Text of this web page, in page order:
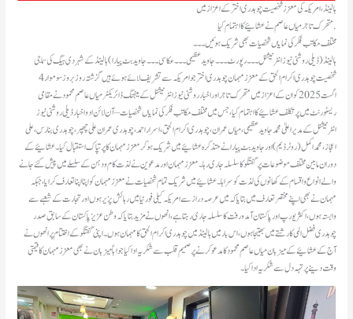
ہالینڈ، امریکہ کی معزز شخصیت چوہدری اختر کے اعزاز میں
متحرک تاجر میاں عاصم نے عشائیے کا اہتمام کیا .
مختلف مکاتب فکر کی نمایاں شخصیات بھی شریک ہوئیں۔۔۔
ہالینڈ(ڈیلی روشنی نیوز انٹرنیشنل ۔۔۔رپورٹ ۔۔۔جاوید عظیمی ۔۔۔ عکاسی۔۔۔جاوید بٹ پیارا ) ہالینڈ کے شہر دی ہیگ کی سماجی
شخصیت چوہدری اکرام الحق کے معزز مہمان چوہدری اختر جو امریکہ سے تشریف لائے ہوئے ہیں گزشتہ روز بروز سوموار 4
اگست 2025 کو ان کے اعزاز میں متحرک تاجر اور اخبار روشنی نیوز انٹر نیشنل کے مینجنگ ڈائریکٹر میاں عاصم محمود نے مقامی
ریسٹورنٹ میں پر تکلف عشائیے کا اہتمام کیا، جس میں مختلف مکاتب فکر کی نمایاں شخصیات – آن لائن ا دو اخبار ڈیلی روشنی نیوز
انٹرنیشنل کے مدیر اعلیٰ محمد جاوید عظیمی ، میاں عمران ، چوہدری اکرام الحق، اسرار احمد ،چوہدری عمران علی چھپر ، چوہدری بنارس،علی
اعجاز، محمد اکمل (روٹرڈیم ) اور جاوید بٹ پیارا نے متذکرہ عشائیے میں شریک ہو کر معزز مہمان کا پرتپاک استقبال کیا۔ عشائیے کے
دوران ما بين مختلف موضوعات پر گفتگو کا سلسلہ جاری رہا ۔ معزز مہمان اور مدعوین نے لذت کام و دہن کے سلسلے میں پیش کئے جانے
والے انواع و اقسام کے کھانوں کی لذت کو سراہا ۔ عشائیے میں شریک تمام شخصیات نے معزز مہمان کو اپنا اپنا تعارف کرایا ، جبکہ
مہمان نے بھی اپنے مختصر تعارف میں بتایا کہ میں عرصہ دراز سے امریکہ کیلی فورنیا میں رہائش پزیر ہوں اور تجارت کے شعبے سے
وابستہ ہوں ، اکثر یورپ اور پاکستان آمد و رفت کا سلسلہ جاری رہتا ہے ، انھوں نے مزید بتایا کہ وطن عزیز پاکستان کے سابق صدر
چوہدری فضل الہی کا رشتے میں بھتیجا ہوں ، اس بارمیں ہالینڈ میں چوہدری اکرام الحق کا مہمان ہوں ۔ اپنی گفتگو کے اختتام پر انھوں نے
آج کے عشائیے کے میزبان میاں عاصم محمود کا مدعو کرنے پر صمیم قلب سے شکریہ ادا کیا جواباً میزبان نے بھی معزز مہمان کا قیمتی
وقت دینے پر تہہ دل سے شکریہ ادا کیا۔